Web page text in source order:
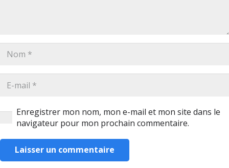
Enregistrer mon nom, mon e-mail et mon site dans le
navigateur pour mon prochain commentaire.
Laisser un commentaire